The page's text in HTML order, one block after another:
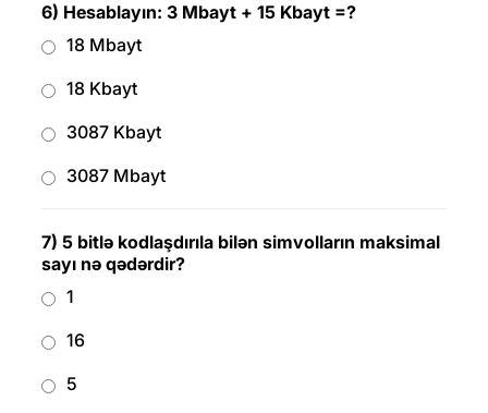
6) Hesablayın: 3 Mbayt + 15 Kbayt =?
18 Mbayt
18 Kbayt
3087 Kbayt
3087 Mbayt
7) 5 bitlə kodlaşdırıla bilən simvolların maksimal
sayı nə qədərdir?
1
16
5